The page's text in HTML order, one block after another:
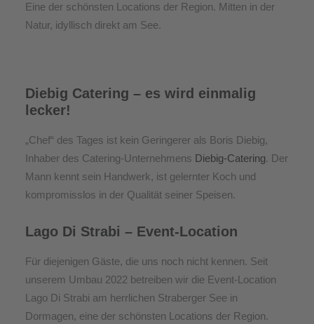
Eine der schönsten Locations der Region. Mitten in der
Natur, idyllisch direkt am See.
Diebig Catering – es wird einmalig
lecker!
„Chef“ des Tages ist kein Geringerer als Boris Diebig,
Inhaber des Catering-Unternehmens Diebig-Catering. Der
Mann kennt sein Handwerk, ist gelernter Koch und
kompromisslos in der Qualität seiner Speisen.
Lago Di Strabi – Event-Location
Für diejenigen Gäste, die uns noch nicht kennen. Seit
unserem Umbau 2022 betreiben wir die Event-Location
Lago Di Strabi am herrlichen Straberger See in
Dormagen, eine der schönsten Locations der Region.